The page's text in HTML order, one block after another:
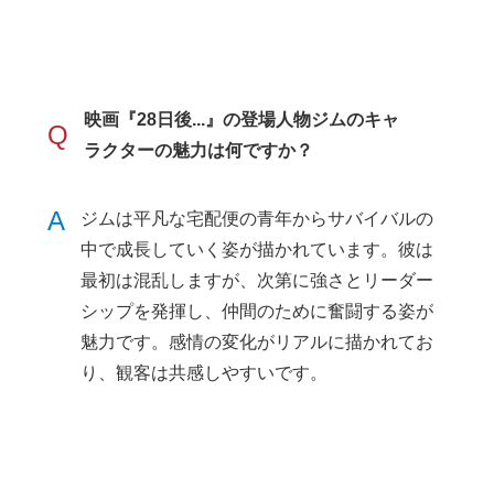
Q
映画『28日後...』の登場人物ジムのキャ
ラクターの魅力は何ですか？
A
ジムは平凡な宅配便の青年からサバイバルの
中で成長していく姿が描かれています。彼は
最初は混乱しますが、次第に強さとリーダー
シップを発揮し、仲間のために奮闘する姿が
魅力です。感情の変化がリアルに描かれてお
り、観客は共感しやすいです。